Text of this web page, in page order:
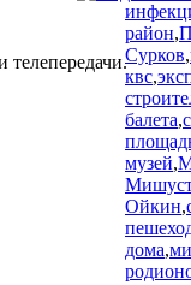
район,
Сурков,
квс,
балета,
музей,
Ойкин,
дома,
телепередачи.